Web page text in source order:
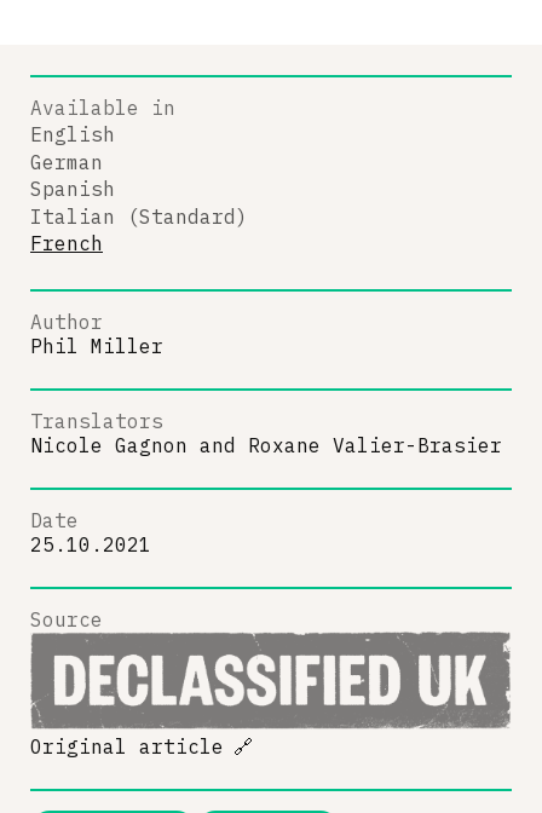
Available in
English
German
Spanish
Italian (Standard)
French
Author
Phil Miller
Translators
Nicole Gagnon and Roxane Valier-Brasier
Date
25.10.2021
Source
Original article 🔗